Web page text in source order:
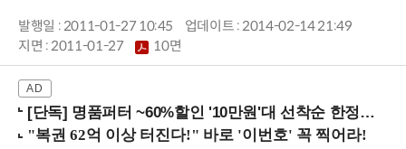
발행일 : 2011-01-27 10:45
업데이트 : 2014-02-14 21:49
지면 :2011-01-27 10면
[단독] 명품퍼터 ~60%할인 '10만원'대 선착순 한정판매!